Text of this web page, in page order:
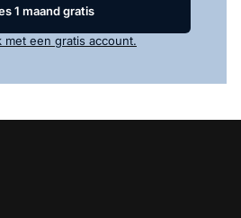
1 maand gratis
een gratis account.